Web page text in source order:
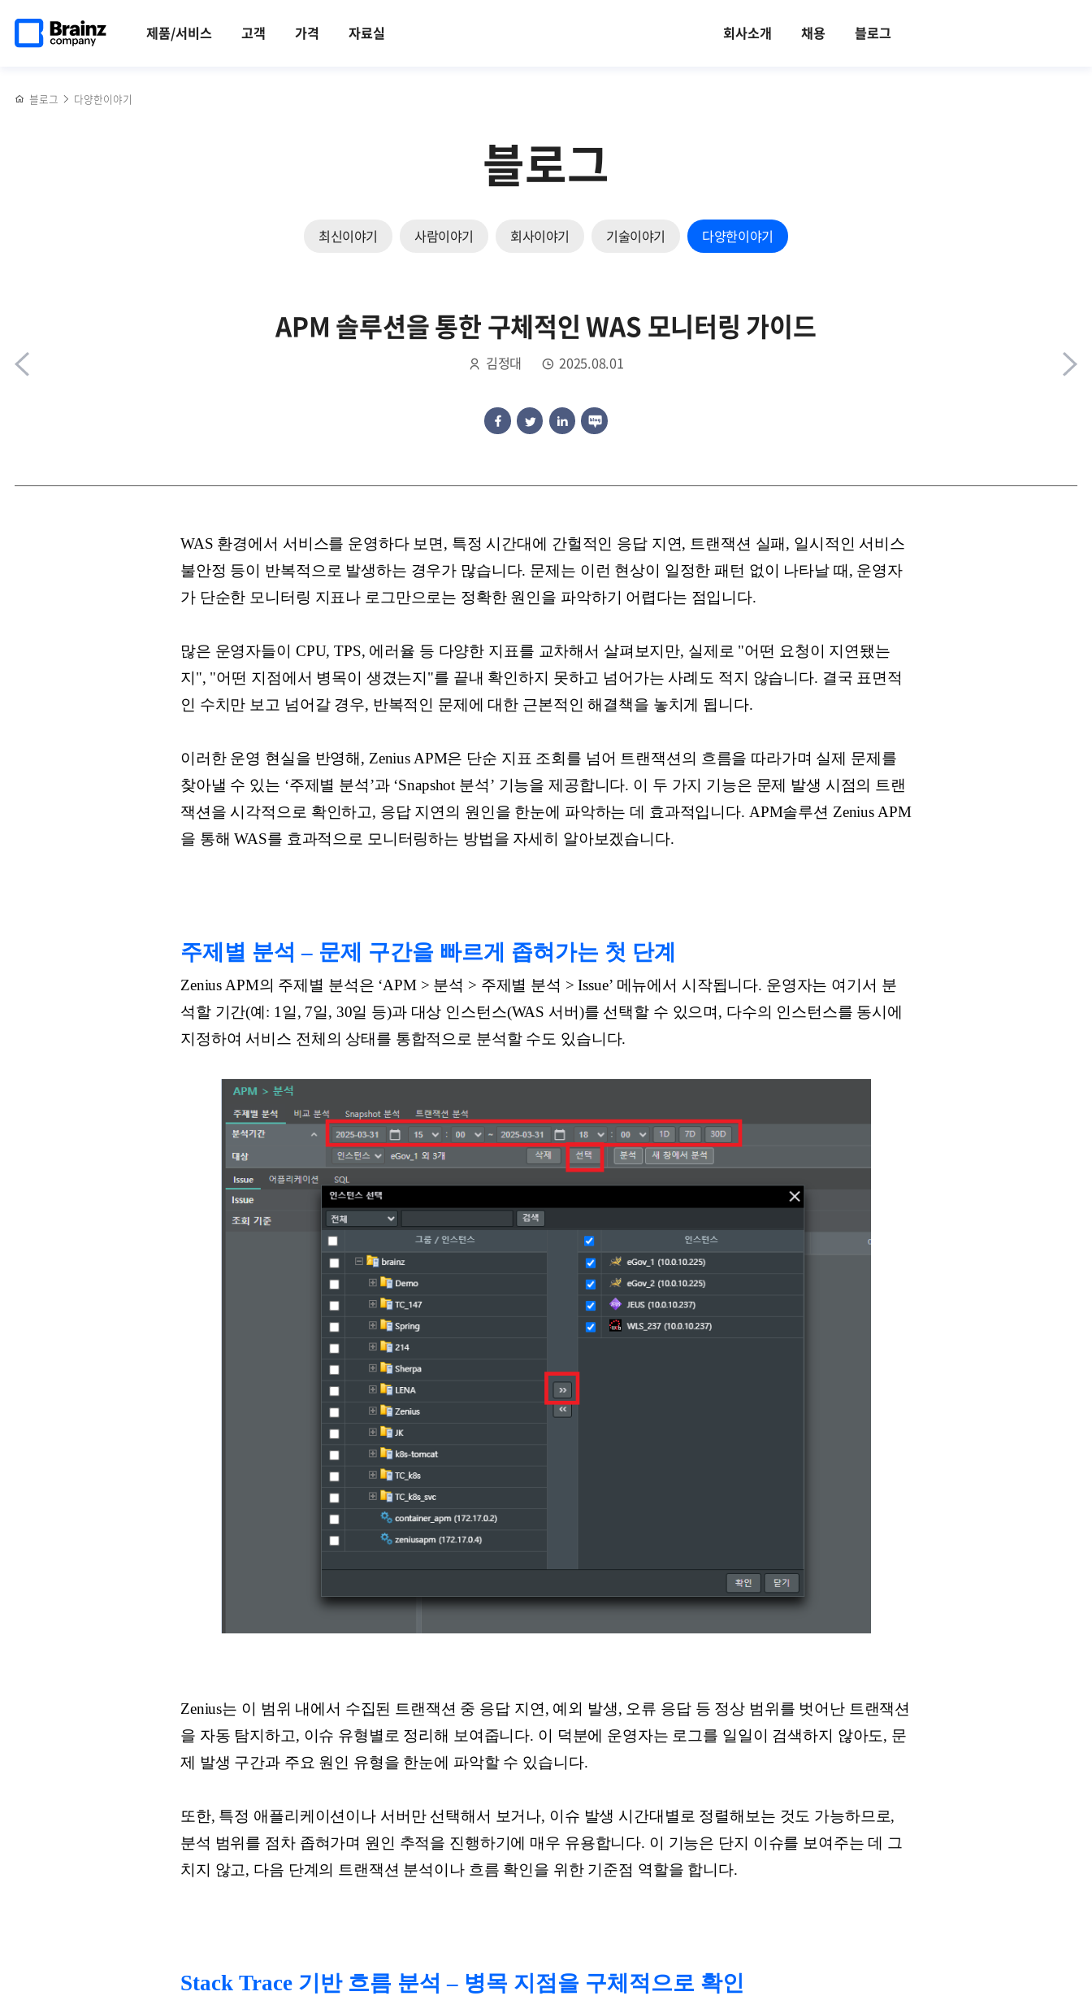
건너뛰기
제품/서비스 고객 가격 자료실 회사소개 채용 블로그
페이지로
블로그 다양한이야기
블로그
최신이야기 사람이야기 회사이야기 기술이야기 다양한이야기
관리
솔루션,
TMS의
주요기능과
APM 솔루션을 통한 구체적인 WAS 모니터링 가이드
김정대 2025.08.01
공유하기
공유하기
공유하기
공유하기
EMS
솔루션으로
인프라를
WAS 환경에서 서비스를 운영하다 보면, 특정 시간대에 간헐적인 응답 지연, 트랜잭션 실패, 일시적인 서비스
불안정 등이 반복적으로 발생하는 경우가 많습니다. 문제는 이런 현상이 일정한 패턴 없이 나타날 때, 운영자
가 단순한 모니터링 지표나 로그만으로는 정확한 원인을 파악하기 어렵다는 점입니다.
많은 운영자들이 CPU, TPS, 에러율 등 다양한 지표를 교차해서 살펴보지만, 실제로 "어떤 요청이 지연됐는
지", "어떤 지점에서 병목이 생겼는지"를 끝내 확인하지 못하고 넘어가는 사례도 적지 않습니다. 결국 표면적
인 수치만 보고 넘어갈 경우, 반복적인 문제에 대한 근본적인 해결책을 놓치게 됩니다.
이러한 운영 현실을 반영해, Zenius APM은 단순 지표 조회를 넘어 트랜잭션의 흐름을 따라가며 실제 문제를
찾아낼 수 있는 ‘주제별 분석’과 ‘Snapshot 분석’ 기능을 제공합니다. 이 두 가지 기능은 문제 발생 시점의 트랜
잭션을 시각적으로 확인하고, 응답 지연의 원인을 한눈에 파악하는 데 효과적입니다. APM솔루션 Zenius APM
을 통해 WAS를 효과적으로 모니터링하는 방법을 자세히 알아보겠습니다.
주제별 분석 – 문제 구간을 빠르게 좁혀가는 첫 단계
Zenius APM의 주제별 분석은 ‘APM > 분석 > 주제별 분석 > Issue’ 메뉴에서 시작됩니다. 운영자는 여기서 분
석할 기간(예: 1일, 7일, 30일 등)과 대상 인스턴스(WAS 서버)를 선택할 수 있으며, 다수의 인스턴스를 동시에
지정하여 서비스 전체의 상태를 통합적으로 분석할 수도 있습니다.
Zenius는 이 범위 내에서 수집된 트랜잭션 중 응답 지연, 예외 발생, 오류 응답 등 정상 범위를 벗어난 트랜잭션
을 자동 탐지하고, 이슈 유형별로 정리해 보여줍니다. 이 덕분에 운영자는 로그를 일일이 검색하지 않아도, 문
제 발생 구간과 주요 원인 유형을 한눈에 파악할 수 있습니다.
또한, 특정 애플리케이션이나 서버만 선택해서 보거나, 이슈 발생 시간대별로 정렬해보는 것도 가능하므로,
분석 범위를 점차 좁혀가며 원인 추적을 진행하기에 매우 유용합니다. 이 기능은 단지 이슈를 보여주는 데 그
치지 않고, 다음 단계의 트랜잭션 분석이나 흐름 확인을 위한 기준점 역할을 합니다.
Stack Trace 기반 흐름 분석 – 병목 지점을 구체적으로 확인